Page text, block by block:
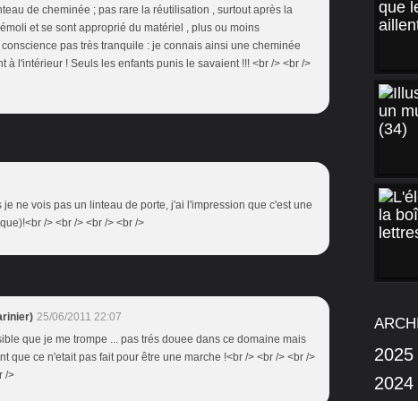
de cheminée ; pas rare la réutilisation , surtout après la
et se sont approprié du matériel , plus ou moins
pas très tranquile : je connais ainsi une cheminée
à l'intérieur ! Seuls les enfants punis le savaient !!! <br /> <br />
je ne vois pas un linteau de porte, j'ai l'impression que c'est une
/> <br /> <br /> <br />
25/06/2011 22:07
que je me trompe ... pas trés douee dans ce domaine mais
que ce n'etait pas fait pour être une marche !<br /> <br /> <br />
/>
2025
2024